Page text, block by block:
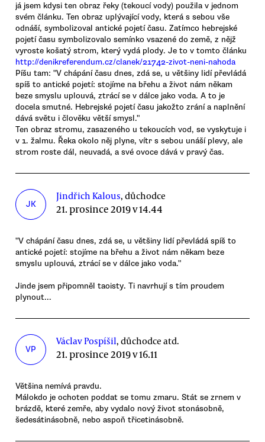
já jsem kdysi ten obraz řeky (tekoucí vody) použila v jednom
svém článku. Ten obraz uplývající vody, která s sebou vše
odnáší, symbolizoval antické pojetí času. Zatímco hebrejské
pojetí času symbolizovalo semínko vsazené do země, z nějž
vyroste košatý strom, který vydá plody. Je to v tomto článku
http://denikreferendum.cz/clanek/21742-zivot-neni-nahoda
Píšu tam: "V chápání času dnes, zdá se, u většiny lidí převládá
spíš to antické pojetí: stojíme na břehu a život nám někam
beze smyslu uplouvá, ztrácí se v dálce jako voda. A to je
docela smutné. Hebrejské pojetí času jakožto zrání a naplnění
dává světu i člověku větší smysl."
Ten obraz stromu, zasazeného u tekoucích vod, se vyskytuje i
v 1. žalmu. Řeka okolo něj plyne, vítr s sebou unáší plevy, ale
strom roste dál, neuvadá, a své ovoce dává v pravý čas.
JK
Jindřich Kalous, důchodce
21. prosince 2019 v 14.44
"V chápání času dnes, zdá se, u většiny lidí převládá spíš to
antické pojetí: stojíme na břehu a život nám někam beze
smyslu uplouvá, ztrácí se v dálce jako voda."
Jinde jsem připomněl taoisty. Ti navrhují s tím proudem
plynout...
VP
Václav Pospíšil, důchodce atd.
21. prosince 2019 v 16.11
Většina nemívá pravdu.
Málokdo je ochoten poddat se tomu zmaru. Stát se zrnem v
brázdě, které zemře, aby vydalo nový život stonásobně,
šedesátinásobně, nebo aspoň třicetinásobně.